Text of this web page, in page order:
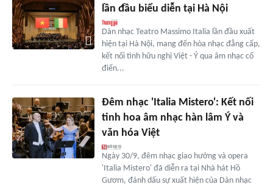
lần đầu biểu diễn tại Hà Nội
Dàn nhạc Teatro Massimo Italia lần đầu xuất
hiện tại Hà Nội, mang đến hòa nhạc đẳng cấp,
kết nối tình hữu nghị Việt - Ý qua âm nhạc cổ
điển...
Đêm nhạc 'Italia Mistero': Kết nối
tinh hoa âm nhạc hàn lâm Ý và
văn hóa Việt
Ngày 30/9, đêm nhạc giao hưởng và opera
'Italia Mistero' đã diễn ra tại Nhà hát Hồ
Gươm, đánh dấu sự xuất hiện của Dàn nhạc